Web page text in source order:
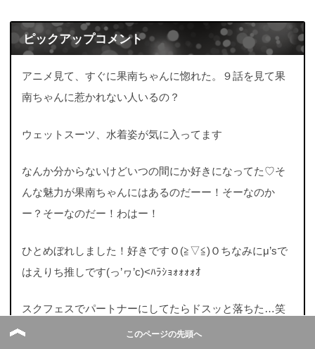
ピックアップコメント
アニメ見て、すぐに果南ちゃんに惚れた。９話を見て果
南ちゃんに惹かれない人いるの？
ウェットスーツ、水着姿が気に入ってます
なんか分からないけどいつの間にか好きになってた♡そ
んな魅力が果南ちゃんにはあるのだーー！そーなのか
ー？そーなのだー！わはー！
ひとめぼれしました！好きですＯ(≧▽≦)Ｏちなみにμ’sで
はえりち推しです(っ’ヮ’c)<ﾊﾗｼｮｫｫｫｫｵ
スクフェスでパートナーにしてたらドスッと落ちた…笑
笑 声が素敵すぎる(///∇///)このページの先頭へ